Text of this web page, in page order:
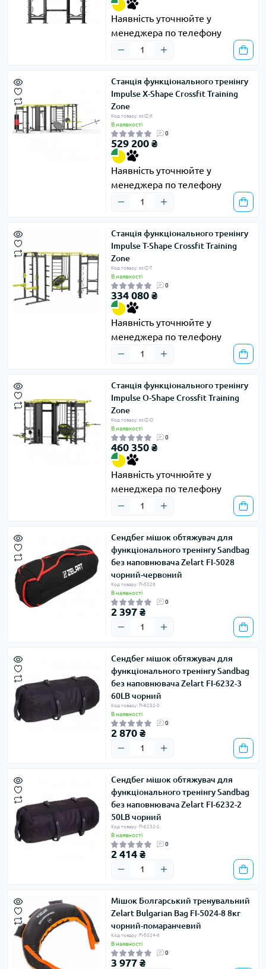
Наявність уточнюйте у
менеджера по телефону
Станція функціонального тренінгу
Impulse X-Shape Crossfit Training
Zone
Код товару: st-IZ-X
В наявності
0
529 200 ₴
Наявність уточнюйте у
менеджера по телефону
Станція функціонального тренінгу
Impulse T-Shape Crossfit Training
Zone
Код товару: st-IZ-T
В наявності
0
334 080 ₴
Наявність уточнюйте у
менеджера по телефону
Станція функціонального тренінгу
Impulse O-Shape Crossfit Training
Zone
Код товару: st-IZ-O
В наявності
0
460 350 ₴
Наявність уточнюйте у
менеджера по телефону
Сендбег мішок обтяжувач для
функціонального тренінгу Sandbag
без наповнювача Zelart FI-5028
чорний-червоний
Код товару: FI-5028
В наявності
0
2 397 ₴
Сендбег мішок обтяжувач для
функціонального тренінгу Sandbag
без наповнювача Zelart FI-6232-3
60LB чорний
Код товару: FI-6232-3
В наявності
0
2 870 ₴
Сендбег мішок обтяжувач для
функціонального тренінгу Sandbag
без наповнювача Zelart FI-6232-2
50LB чорний
Код товару: FI-6232-2
В наявності
0
2 414 ₴
Мішок Болгарський тренувальний
Zelart Bulgarian Bag FI-5024-8 8кг
чорний-помаранчевий
Код товару: FI-5024-8
В наявності
0
3 977 ₴